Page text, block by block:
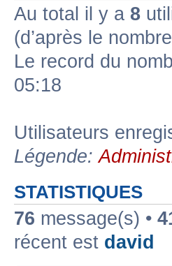
Au total il y a 8
(d’après le
Le record du
05:18
Utilisateurs
Légende:
STATISTIQUES
76 message(s) •
récent est david